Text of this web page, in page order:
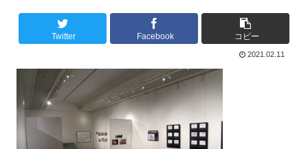
Twitter Facebook コピー
2021.02.11